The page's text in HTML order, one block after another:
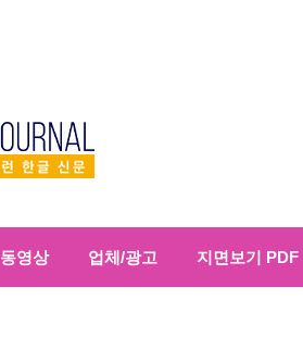
동영상 업체/광고 지면보기 PDF